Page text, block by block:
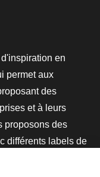
en
permet aux
des
et à leurs
proposons des
différents labels de